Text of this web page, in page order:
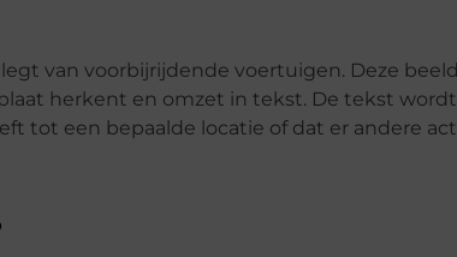
van voorbijrijdende voertuigen. Deze
herkent en omzet in tekst. De tekst
tot een bepaalde locatie of dat er andere